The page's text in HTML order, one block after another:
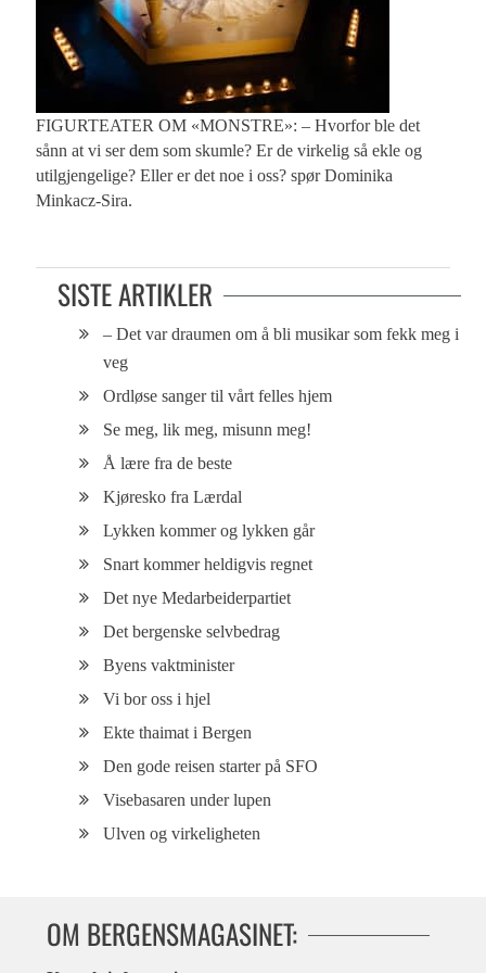
FIGURTEATER OM «MONSTRE»: – Hvorfor ble det
sånn at vi ser dem som skumle? Er de virkelig så ekle og
utilgjengelige? Eller er det noe i oss? spør Dominika
Minkacz-Sira.
SISTE ARTIKLER
– Det var draumen om å bli musikar som fekk meg i
veg
Ordløse sanger til vårt felles hjem
Se meg, lik meg, misunn meg!
Å lære fra de beste
Kjøresko fra Lærdal
Lykken kommer og lykken går
Snart kommer heldigvis regnet
Det nye Medarbeiderpartiet
Det bergenske selvbedrag
Byens vaktminister
Vi bor oss i hjel
Ekte thaimat i Bergen
Den gode reisen starter på SFO
Visebasaren under lupen
Ulven og virkeligheten
OM BERGENSMAGASINET: